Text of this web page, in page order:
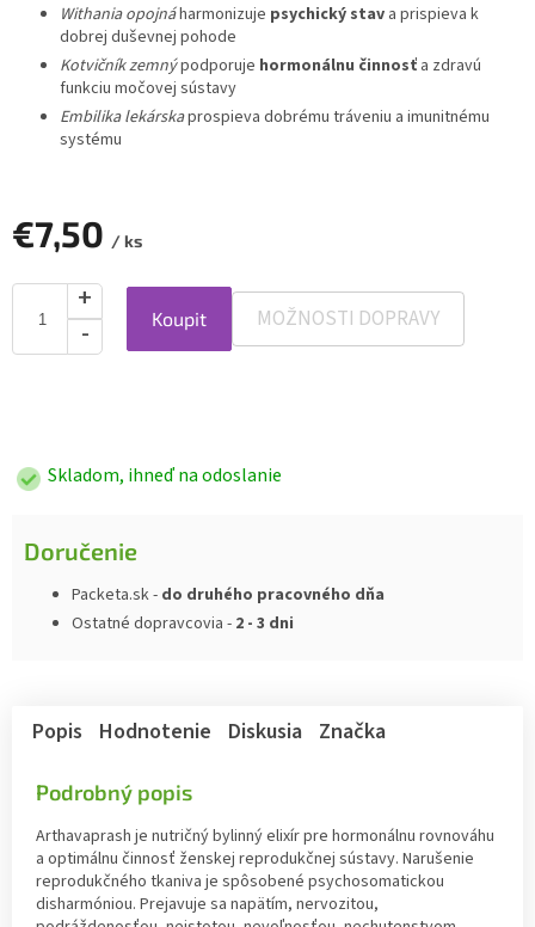
Withania opojnáharmonizuje psychický stav a prispieva k
dobrej duševnej pohode
Kotvičník zemnýpodporuje hormonálnu činnosť a zdravú
funkciu močovej sústavy
Embilika lekárskaprospieva dobrému tráveniu a imunitnému
systému
€7,50 / ks
Koupit MOŽNOSTI DOPRAVY
Skladom, ihneď na odoslanie
Doručenie
Packeta.sk - do druhého pracovného dňa
Ostatné dopravcovia - 2 - 3 dni
Popis Hodnotenie Diskusia Značka
Podrobný popis
Arthavaprash je nutričný bylinný elixír pre hormonálnu rovnováhu
a optimálnu činnosť ženskej reprodukčnej sústavy. Narušenie
reprodukčného tkaniva je spôsobené psychosomatickou
disharmóniou. Prejavuje sa napätím, nervozitou,